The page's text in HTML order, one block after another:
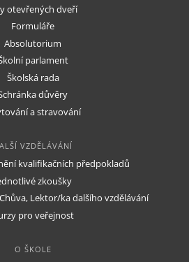
otevřených dveří
Formuláře
Absolutorium
parlament
Školská rada
důvěry
a stravování
VZDĚLÁVÁNÍ
kvalifikačních předpokladů
zkoušky
Lektor/ka dalšího vzdělávání
pro veřejnost
O ŠKOLE